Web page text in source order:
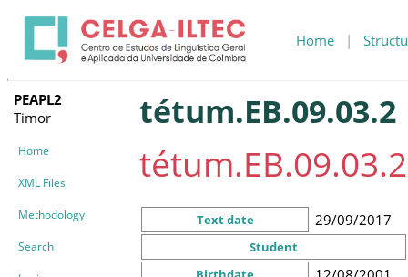
Home |
PEAPL2
Timor
Home
XML Files
Methodology
Search
tétum.EB.09.03.2
tétum.EB.09.03.2
Text date 29/09/2017
Student